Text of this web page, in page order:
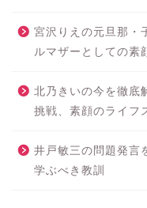
宮沢りえの元旦那・
ルマザーとしての素
北乃きいの今を徹底
挑戦、素顔のライフ
井戸敏三の問題発言
学ぶべき教訓